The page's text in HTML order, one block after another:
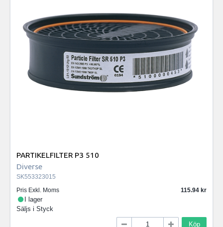
PARTIKELFILTER P3 510
Diverse
SK553323015
Pris Exkl. Moms
115.94
I lager
Säljs i Styck
Köp